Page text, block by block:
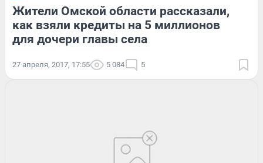
Жители Омской области рассказали,
как взяли кредиты на 5 миллионов
для дочери главы села
27 апреля, 2017, 17:55 5 084 5